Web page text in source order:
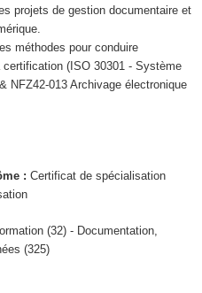
projets de gestion documentaire et
méthodes pour conduire
(ISO 30301 - Système
NFZ42-013 Archivage électronique
: Certificat de spécialisation
(32) - Documentation,
(325)